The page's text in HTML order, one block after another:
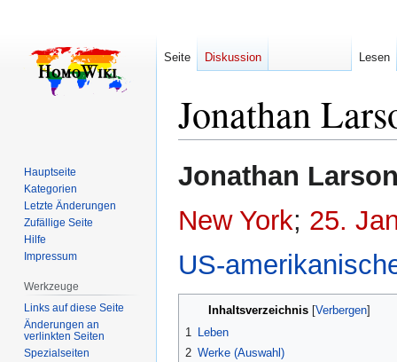
Jonathan
Zur
Navigation
Zur
Suche
Jonathan
New York; 25.
US-
Inhaltsverzeichnis
1 Leben
2 Werke (Auswahl)
Seite Diskussion Lesen
Hauptseite
Kategorien
Letzte Änderungen
Zufällige Seite
Hilfe
Impressum
Werkzeuge
Links auf diese Seite
Änderungen an
verlinkten Seiten
Spezialseiten